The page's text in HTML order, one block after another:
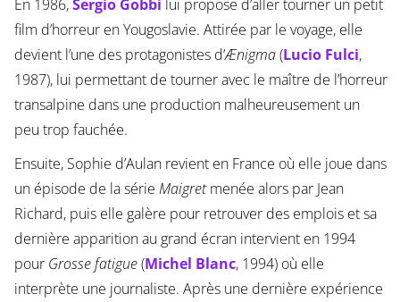
En 1986,Sergio Gobbi lui propose d’aller tourner un petit
film d’horreur en Yougoslavie. Attirée par le voyage, elle
devient l’une des protagonistes d’Ænigma(Lucio Fulci,
1987), lui permettant de tourner avec le maître de l’horreur
transalpine dans une production malheureusement un
peu trop fauchée.
Ensuite, Sophie d’Aulan revient en France où elle joue dans
un épisode de la série Maigretmenée alors par Jean
Richard, puis elle galère pour retrouver des emplois et sa
dernière apparition au grand écran intervient en 1994
pour Grosse fatigue(Michel Blanc, 1994) où elle
interprète une journaliste. Après une dernière expérience